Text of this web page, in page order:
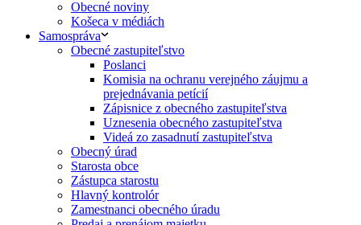
Obecné noviny
Košeca v médiách
Samospráva
Obecné zastupiteľstvo
Poslanci
Komisia na ochranu verejného záujmu a
prejednávania petícií
Zápisnice z obecného zastupiteľstva
Uznesenia obecného zastupiteľstva
Videá zo zasadnutí zastupiteľstva
Obecný úrad
Starosta obce
Zástupca starostu
Hlavný kontrolór
Zamestnanci obecného úradu